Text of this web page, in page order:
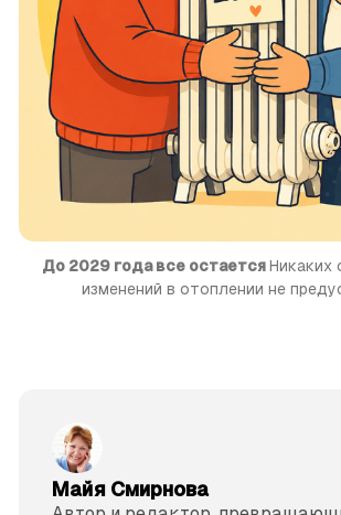
До 2029 года все остается Никаких
изменений в отоплении не
Майя Смирнова